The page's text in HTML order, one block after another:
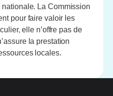
nationale. La Commission
pour faire valoir les
elle n’offre pas de
la prestation
locales.